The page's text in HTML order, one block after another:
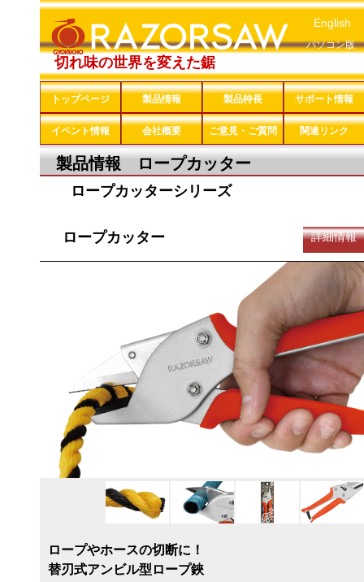
切れ味の世界を変えた鋸
トップページ 製品情報 製品特長 サポート情報
イベント情報 会社概要 ご意見・ご質問 関連リンク
English
パソコン版
製品情報 ロープカッター
ロープカッターシリーズ
ロープカッター 詳細情報
ロープやホースの切断に！
替刃式アンビル型ロープ鋏